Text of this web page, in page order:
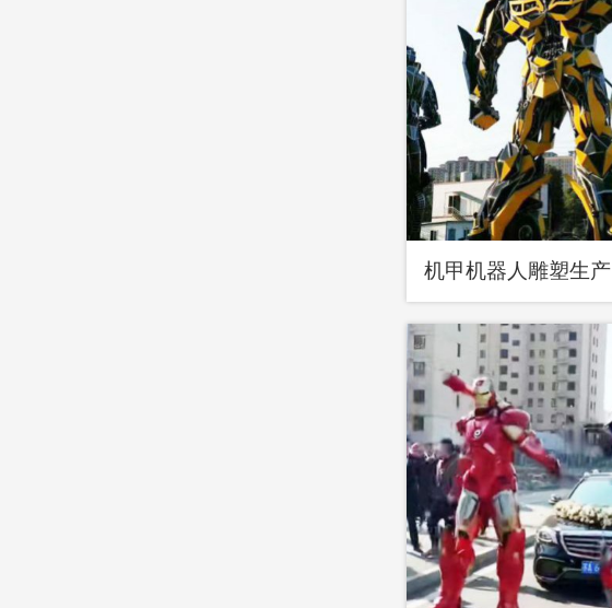
机甲机器人雕塑生产